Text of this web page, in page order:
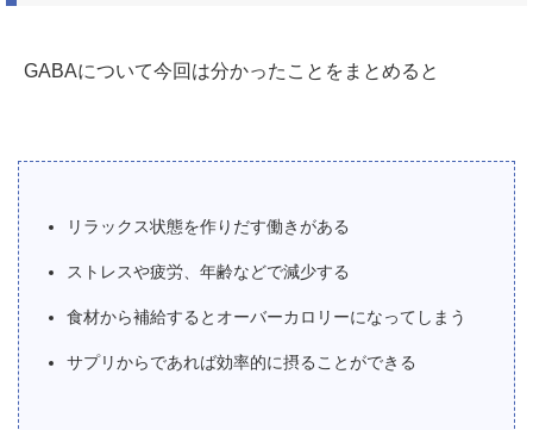
GABAについて今回は分かったことをまとめると
リラックス状態を作りだす働きがある
ストレスや疲労、年齢などで減少する
食材から補給するとオーバーカロリーになってしまう
サプリからであれば効率的に摂ることができる